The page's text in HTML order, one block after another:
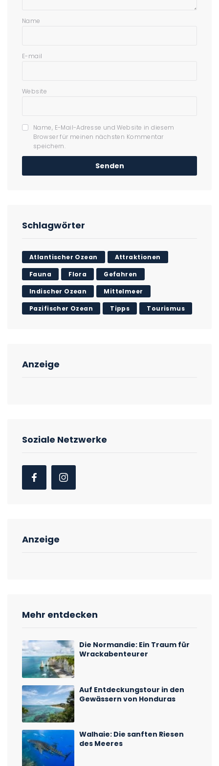
Name
E-mail
Website
Name, E-Mail-Adresse und Website in diesem
Browser für meinen nächsten Kommentar
speichern.
Schlagwörter
Atlantischer Ozean Attraktionen
Fauna Flora Gefahren
Indischer Ozean Mittelmeer
Pazifischer Ozean Tipps Tourismus
Anzeige
Soziale Netzwerke
Anzeige
Mehr entdecken
Die Normandie: Ein Traum für
Wrackabenteurer
Auf Entdeckungstour in den
Gewässern von Honduras
Walhaie: Die sanften Riesen
des Meeres